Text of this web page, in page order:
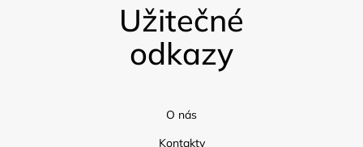
Užitečné
odkazy
O nás
Kontakty